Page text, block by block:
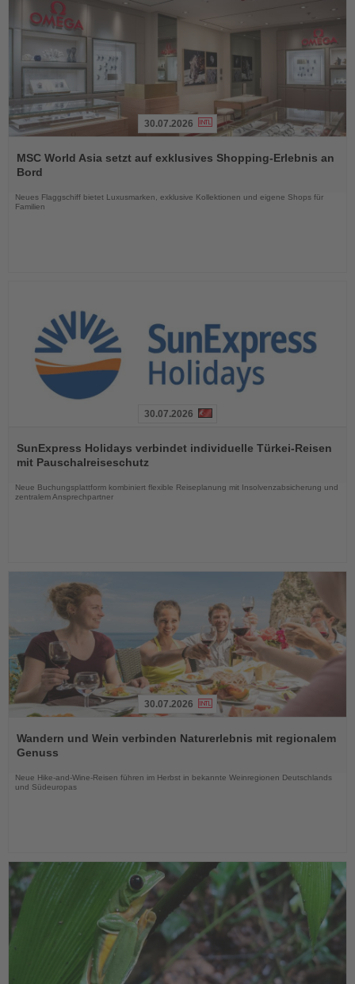
Sie
die
30.07.2026
MSC World Asia setzt auf exklusives Shopping-Erlebnis an
Bord
Neues Flaggschiff bietet Luxusmarken, exklusive Kollektionen und eigene Shops für
Familien
Sie
die
30.07.2026
SunExpress Holidays verbindet individuelle Türkei-Reisen
mit Pauschalreiseschutz
Neue Buchungsplattform kombiniert flexible Reiseplanung mit Insolvenzabsicherung und
zentralem Ansprechpartner
Sie
die
30.07.2026
Wandern und Wein verbinden Naturerlebnis mit regionalem
Genuss
Neue Hike-and-Wine-Reisen führen im Herbst in bekannte Weinregionen Deutschlands
und Südeuropas